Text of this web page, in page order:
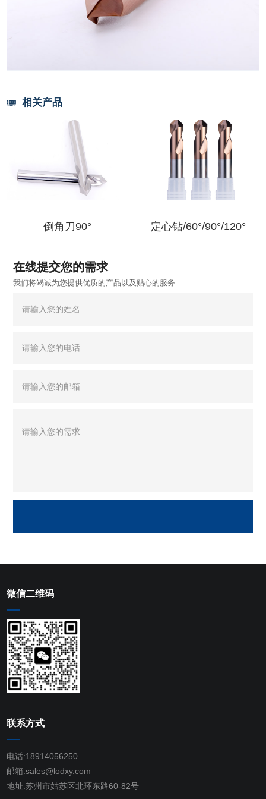
相关产品
倒角刀90° 定心钻/60°/90°/120°
在线提交您的需求
我们将竭诚为您提供优质的产品以及贴心的服务
微信二维码
联系方式
电话:18914056250
邮箱:sales@lodxy.com
地址:苏州市姑苏区北环东路60-82号